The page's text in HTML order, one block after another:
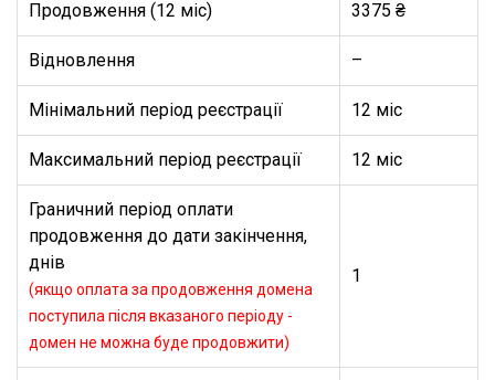
Продовження (12 міс) 3375 ₴
Відновлення –
Мінімальний період реєстрації 12 міс
Максимальний період реєстрації 12 міс
Граничний період оплати
продовження до дати закінчення,
днів
(якщо оплата за продовження домена
поступила після вказаного періоду -
домен не можна буде продовжити)
1